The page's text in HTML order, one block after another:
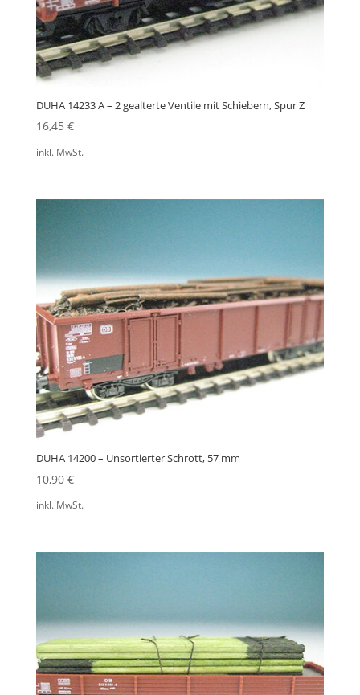
DUHA 14233 A – 2 gealterte Ventile mit Schiebern, Spur Z
16,45 €
inkl. MwSt.
DUHA 14200 – Unsortierter Schrott, 57 mm
10,90 €
inkl. MwSt.